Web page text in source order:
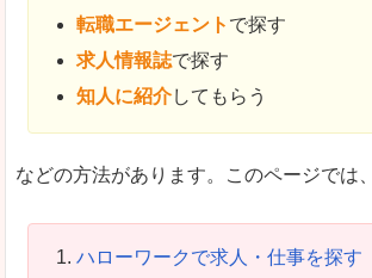
転職エージェント で探す
求人情報誌で探す
知人に紹介してもらう
などの方法があります。このページでは、
ハローワークで求人・仕事を探す